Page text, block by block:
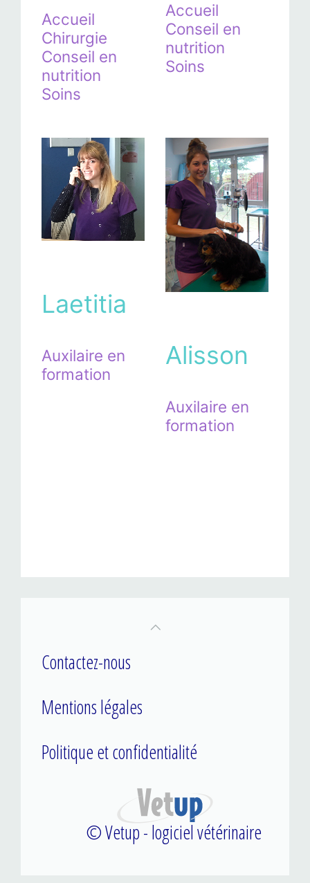
Accueil
Chirurgie
Conseil en
nutrition
Soins
Accueil
Conseil en
nutrition
Soins
Laetitia
Auxilaire en
formation
Alisson
Auxilaire en
formation
Contactez-nous
Mentions légales
Politique et confidentialité
© Vetup - logiciel vétérinaire